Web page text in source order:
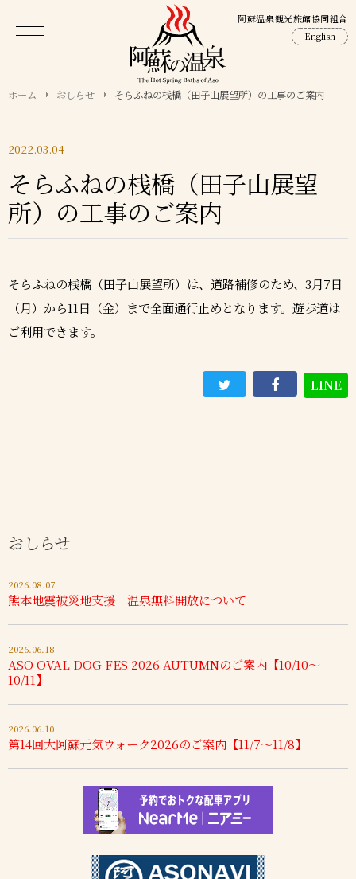
阿蘇温泉観光旅館協同組合
English
ホーム おしらせ そらふねの桟橋（田子山展望所）の工事のご案内
2022.03.04
そらふねの桟橋（田子山展望
所）の工事のご案内
そらふねの桟橋（田子山展望所）は、道路補修のため、3月7日
（月）から11日（金）まで全面通行止めとなります。遊歩道は
ご利用できます。
LINE
おしらせ
2026.08.07
熊本地震被災地支援 温泉無料開放について
2026.06.18
ASO OVAL DOG FES 2026 AUTUMNのご案内【10/10～
10/11】
2026.06.10
第14回大阿蘇元気ウォーク2026のご案内【11/7～11/8】